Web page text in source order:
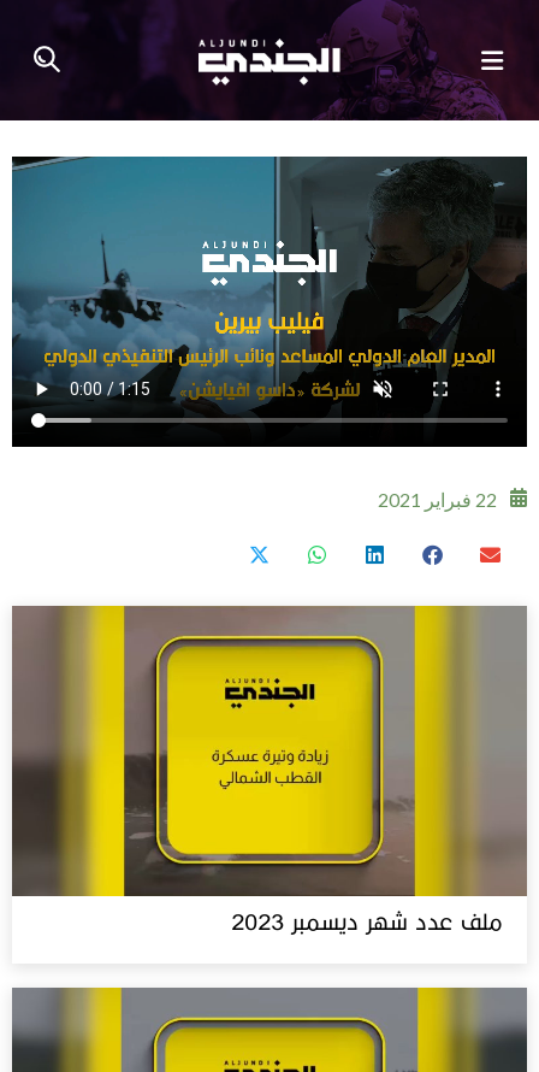
22 فبراير 2021
ملف عدد شهر ديسمبر 2023